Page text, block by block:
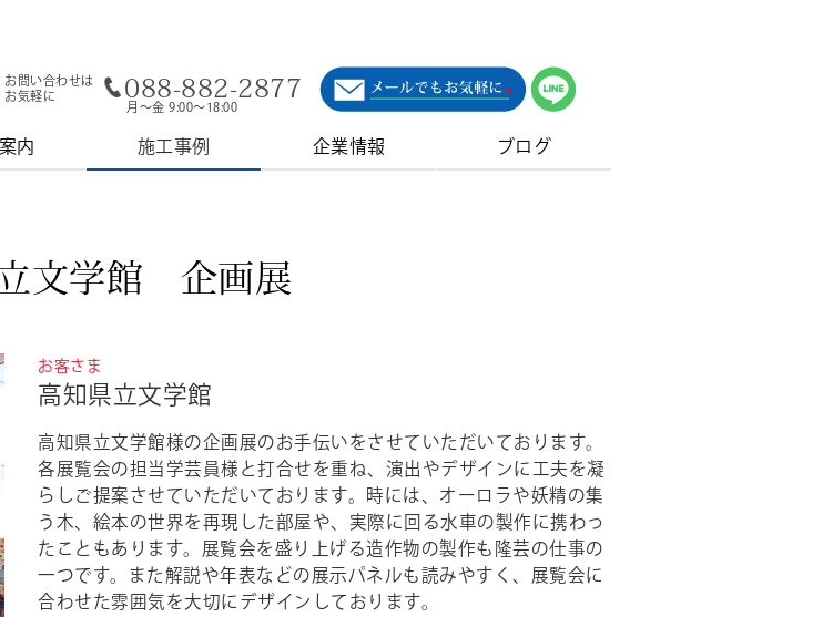
お問い合わせは
お気軽に
088-882-2877
月～金 9:00～18:00
内 施工事例 企業情報 ブログ
文学館 企画展
お客さま
高知県立文学館
高知県立文学館様の企画展のお手伝いをさせていただいております。
各展覧会の担当学芸員様と打合せを重ね、演出やデザインに工夫を凝
らしご提案させていただいております。時には、オーロラや妖精の集
う木、絵本の世界を再現した部屋や、実際に回る水車の製作に携わっ
たこともあります。展覧会を盛り上げる造作物の製作も隆芸の仕事の
一つです。また解説や年表などの展示パネルも読みやすく、展覧会に
合わせた雰囲気を大切にデザインしております。